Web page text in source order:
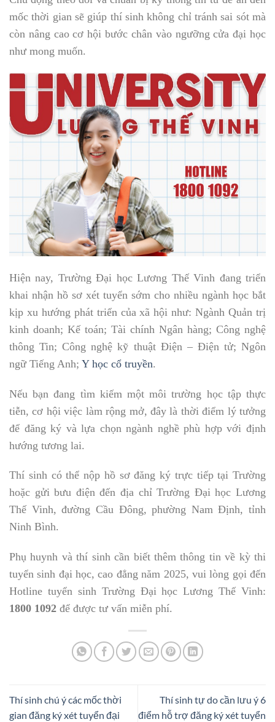
mốc thời gian sẽ giúp thí sinh không chỉ tránh sai sót mà
còn nâng cao cơ hội bước chân vào ngưỡng cửa đại học
như mong muốn.
Hiện nay, Trường Đại học Lương Thế Vinh đang triển
khai nhận hồ sơ xét tuyển sớm cho nhiều ngành học bắt
kịp xu hướng phát triển của xã hội như: Ngành Quản trị
kinh doanh; Kế toán; Tài chính Ngân hàng; Công nghệ
thông Tin; Công nghệ kỹ thuật Điện – Điện tử; Ngôn
ngữ Tiếng Anh; Y học cổ truyền.
Nếu bạn đang tìm kiếm một môi trường học tập thực
tiễn, cơ hội việc làm rộng mở, đây là thời điểm lý tưởng
để đăng ký và lựa chọn ngành nghề phù hợp với định
hướng tương lai.
Thí sinh có thể nộp hồ sơ đăng ký trực tiếp tại Trường
hoặc gửi bưu điện đến địa chỉ Trường Đại học Lương
Thế Vinh, đường Cầu Đông, phường Nam Định, tỉnh
Ninh Bình.
Phụ huynh và thí sinh cần biết thêm thông tin về kỳ thi
tuyển sinh đại học, cao đẳng năm 2025, vui lòng gọi đến
Hotline tuyển sinh Trường Đại học Lương Thế Vinh:
1800 1092 để được tư vấn miễn phí.
Thí sinh chú ý các mốc thời
gian đăng ký xét tuyển đại
Thí sinh tự do cần lưu ý 6
điểm hỗ trợ đăng ký xét tuyển